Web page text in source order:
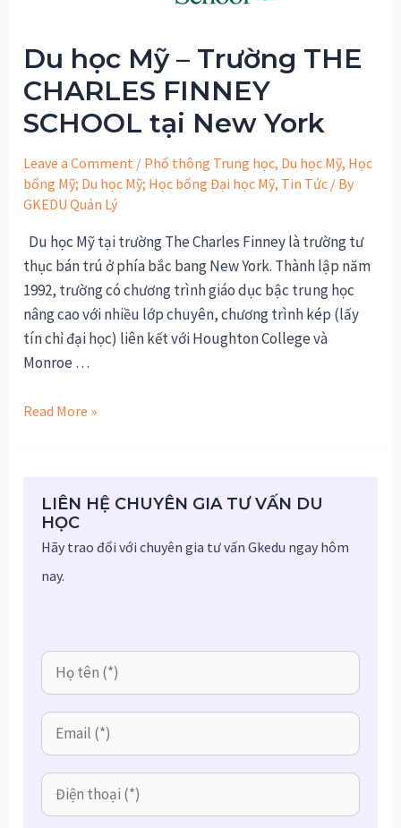
Du học Mỹ – Trường THE
CHARLES FINNEY
SCHOOL tại New York
Leave a Comment / Phổ thông Trung học, Du học Mỹ, Học
bổng Mỹ; Du học Mỹ; Học bổng Đại học Mỹ, Tin Tức / By
GKEDU Quản Lý
Du học Mỹ tại trường The Charles Finney là trường tư
thục bán trú ở phía bắc bang New York. Thành lập năm
1992, trường có chương trình giáo dục bậc trung học
nâng cao với nhiều lớp chuyên, chương trình kép (lấy
tín chỉ đại học) liên kết với Houghton College và
Monroe …
Du
Trường
THE
CHARLES
FINNEY
New
Read More »
LIÊN HỆ CHUYÊN GIA TƯ VẤN DU
HỌC
Hãy trao đổi với chuyên gia tư vấn Gkedu ngay hôm
nay.